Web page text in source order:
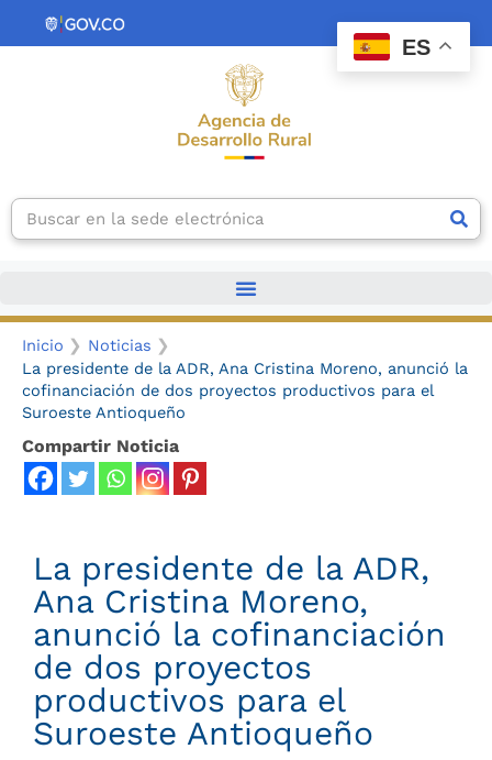
contenido
Search
Inicio
Noticias
La presidente de la ADR, Ana Cristina Moreno, anunció la
cofinanciación de dos proyectos productivos para el
Suroeste Antioqueño
Compartir Noticia
La presidente de la ADR,
Ana Cristina Moreno,
anunció la cofinanciación
de dos proyectos
productivos para el
Suroeste Antioqueño
ES